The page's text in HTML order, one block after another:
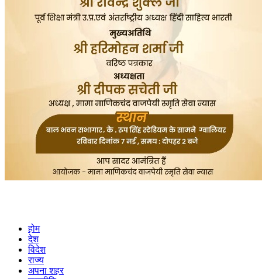
होम
देश
विदेश
राज्य
अपना शहर